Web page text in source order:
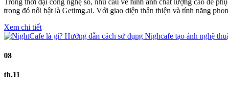
Trong thời đại công nghệ số, nhu cầu về hình ảnh chất lượng cao để
trong đó nổi bật là Getimg.ai. Với giao diện thân thiện và tính năng
Xem chi tiết
08
th.11